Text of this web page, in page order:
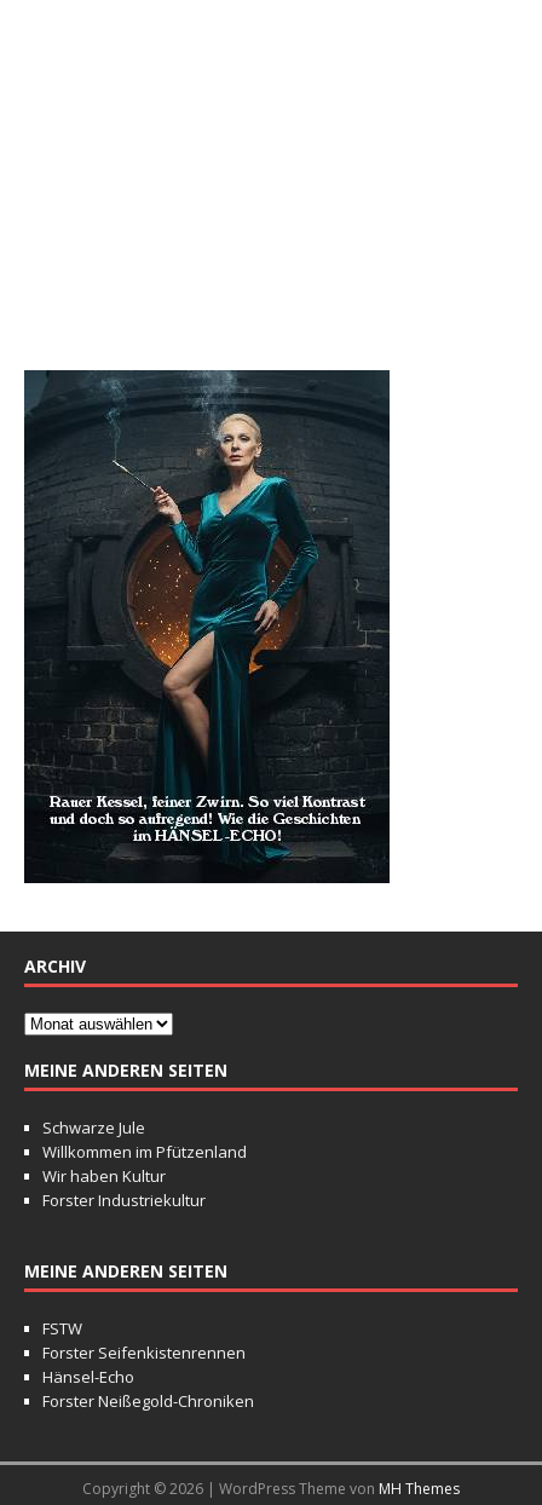
ARCHIV
MEINE ANDEREN SEITEN
Schwarze Jule
Willkommen im Pfützenland
Wir haben Kultur
Forster Industriekultur
MEINE ANDEREN SEITEN
FSTW
Forster Seifenkistenrennen
Hänsel-Echo
Forster Neißegold-Chroniken
Copyright © 2026 | WordPress Theme von MH Themes